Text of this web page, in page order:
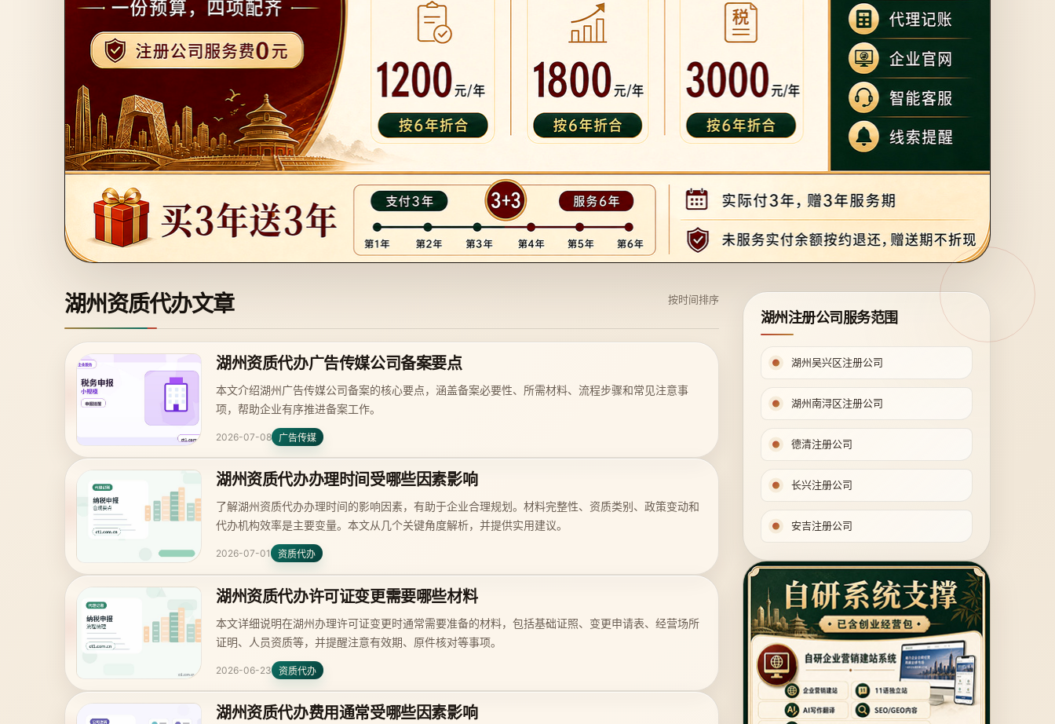
湖州资质代办文章 按时间排序
湖州资质代办广告传媒公司备案要点
本文介绍湖州广告传媒公司备案的核心要点，涵盖备案必要性、所需材料、流程步骤和常见注意事
项，帮助企业有序推进备案工作。
2026-07-08 广告传媒
湖州资质代办办理时间受哪些因素影响
了解湖州资质代办办理时间的影响因素，有助于企业合理规划。材料完整性、资质类别、政策变动和
代办机构效率是主要变量。本文从几个关键角度解析，并提供实用建议。
2026-07-01 资质代办
湖州资质代办许可证变更需要哪些材料
本文详细说明在湖州办理许可证变更时通常需要准备的材料，包括基础证照、变更申请表、经营场所
证明、人员资质等，并提醒注意有效期、原件核对等事项。
2026-06-23 资质代办
湖州资质代办费用通常受哪些因素影响
湖州注册公司服务范围
湖州吴兴区注册公司
湖州南浔区注册公司
德清注册公司
长兴注册公司
安吉注册公司